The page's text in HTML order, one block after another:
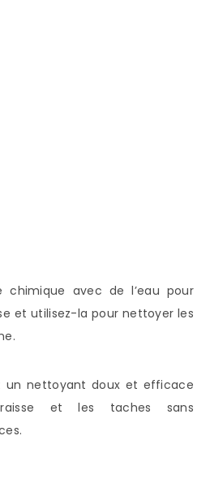
chimique avec de l’eau pour
et utilisez-la pour nettoyer les
un nettoyant doux et efficace
et les taches sans